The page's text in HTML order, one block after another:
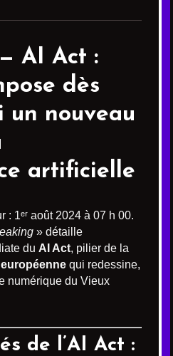
AI Act :
dès
un nouveau
artificielle
: 1ᵉʳ août 2024 à 07 h 00.
» détaille
du AI Act, pilier de la
qui redessine,
numérique du Vieux
de l’AI Act :